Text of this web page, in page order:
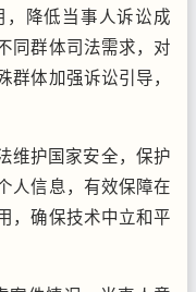
降低当事人诉讼成
同群体司法需求，对
体加强诉讼引导，
护国家安全，保护
人信息，有效保障在
，确保技术中立和平